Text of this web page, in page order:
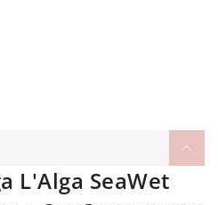
L'Alga SeaWet